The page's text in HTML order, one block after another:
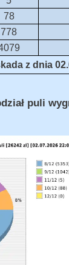
78
778
z dnia
puli